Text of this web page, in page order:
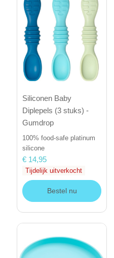
Siliconen Baby
Diplepels (3 stuks) -
Gumdrop
100% food-safe platinum
silicone
€ 14,95
Tijdelijk uitverkocht
Bestel nu